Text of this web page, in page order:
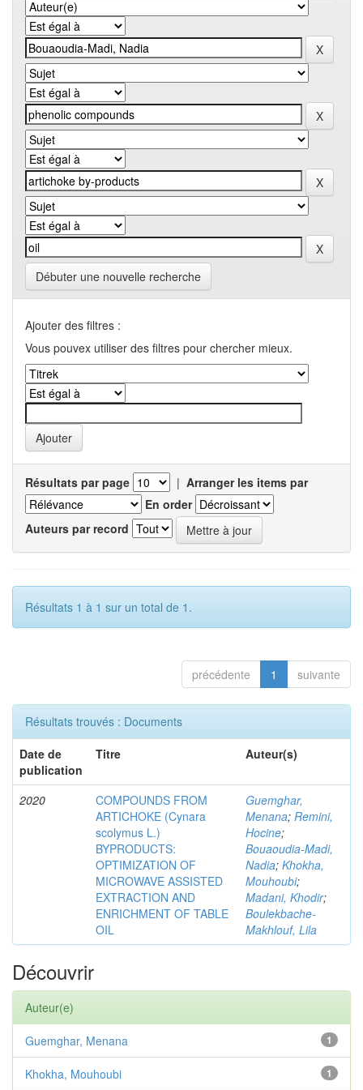
Débuter une nouvelle recherche
Ajouter des filtres :
Vous pouvex utiliser des filtres pour chercher mieux.
Résultats par page | Arranger les items par
En order
Auteurs par record
Résultats 1 à 1 sur un total de 1.
précédente 1 suivante
Résultats trouvés : Documents
Date de
publication
Titre Auteur(s)
2020
COMPOUNDS FROM
ARTICHOKE (Cynara
scolymus L.)
BYPRODUCTS:
OPTIMIZATION OF
MICROWAVE ASSISTED
EXTRACTION AND
ENRICHMENT OF TABLE
OIL
Guemghar,
Menana; Remini,
Hocine;
Bouaoudia-Madi,
Nadia; Khokha,
Mouhoubi;
Madani, Khodir;
Boulekbache-
Makhlouf, Lila
Découvrir
Auteur(e)
1
Guemghar, Menana
1
Khokha, Mouhoubi